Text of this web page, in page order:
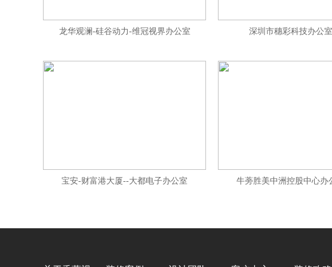
龙华观澜-硅谷动力-维冠视界办公室 深圳市穗彩科技办公
宝安-财富港大厦--大都电子办公室 牛蒡胜美中洲控股中心办